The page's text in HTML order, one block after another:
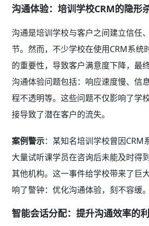
沟通体验：培训学校CRM的隐形
沟通是培训学校与客户之间建立信任
节。然而，不少学校在使用CRM系统
的重要性，导致客户满意度下降，最
沟通体验问题包括：响应速度慢、信
程不透明等。这些问题不仅影响了学
接导致了潜在客户的流失。
案例警示：某知名培训学校曾因CRM
大量试听课学员在咨询后未能及时得
其他机构。这一事件给学校带来了巨
响了警钟：优化沟通体验，刻不容缓。
智能会话分配：提升沟通效率的